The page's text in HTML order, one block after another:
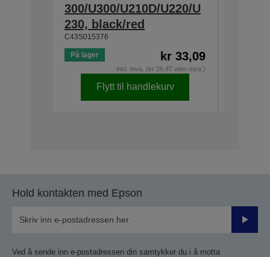
300/U300/U210D/U220/U
230, black/red
C43S015376
På lager kr 33,09
inkl. mva. (kr 26,47 uten mva.)
Flytt til handlekurv
Hold kontakten med Epson
Send
Ved å sende inn e-postadressen din samtykker du i å motta